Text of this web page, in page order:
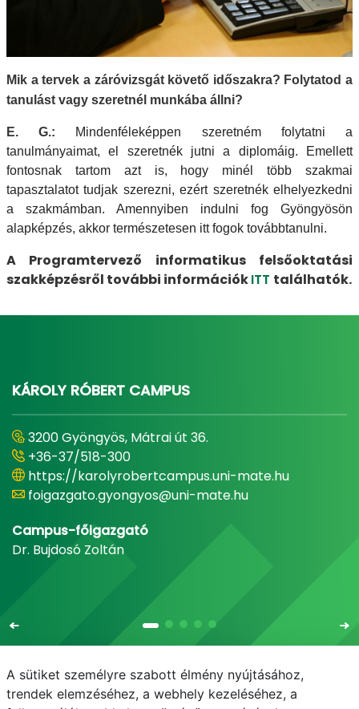
Mik a tervek a záróvizsgát követő időszakra? Folytatod a
tanulást vagy szeretnél munkába állni?
E. G.:
Mindenféleképpen szeretném folytatni a
tanulmányaimat, el szeretnék jutni a diplomáig. Emellett
fontosnak tartom azt is, hogy minél több szakmai
tapasztalatot tudjak szerezni, ezért szeretnék elhelyezkedni
a szakmámban. Amennyiben indulni fog Gyöngyösön
alapképzés, akkor természetesen itt fogok továbbtanulni.
A Programtervező informatikus felsőoktatási
szakképzésről további információkITT találhatók.
KÁROLY RÓBERT CAMPUS
3200 Gyöngyös, Mátrai út 36.
+36-37/518-300
https://karolyrobertcampus.uni-mate.hu
foigazgato.gyongyos@uni-mate.hu
Campus-főigazgató
Dr. Bujdosó Zoltán
A sütiket személyre szabott élmény nyújtásához,
trendek elemzéséhez, a webhely kezeléséhez, a